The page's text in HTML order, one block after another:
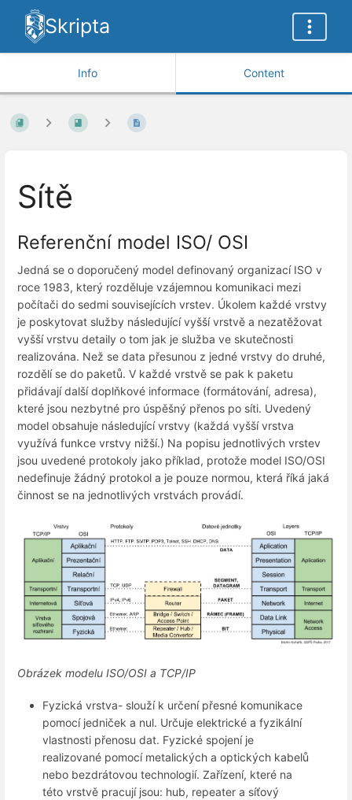
Skripta
Info Content
Sítě
Referenční model ISO/ OSI
Jedná se o doporučený model definovaný organizací ISO v
roce 1983, který rozděluje vzájemnou komunikaci mezi
počítači do sedmi souvisejících vrstev. Úkolem každé vrstvy
je poskytovat služby následující vyšší vrstvě a nezatěžovat
vyšší vrstvu detaily o tom jak je služba ve skutečnosti
realizována. Než se data přesunou z jedné vrstvy do druhé,
rozdělí se do paketů. V každé vrstvě se pak k paketu
přidávají další doplňkové informace (formátování, adresa),
které jsou nezbytné pro úspěšný přenos po síti. Uvedený
model obsahuje následující vrstvy (každá vyšší vrstva
využívá funkce vrstvy nižší.) Na popisu jednotlivých vrstev
jsou uvedené protokoly jako příklad, protože model ISO/OSI
nedefinuje žádný protokol a je pouze normou, která říká jaká
činnost se na jednotlivých vrstvách provádí.
Obrázek modelu ISO/OSI a TCP/IP
Fyzická vrstva- slouží k určení přesné komunikace
pomocí jedniček a nul. Určuje elektrické a fyzikální
vlastnosti přenosu dat. Fyzické spojení je
realizované pomocí metalických a optických kabelů
nebo bezdrátovou technologií. Zařízení, které na
této vrstvě pracují jsou: hub, repeater a síťový